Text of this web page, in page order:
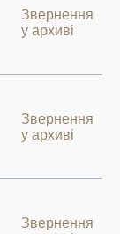
Звернення
у архиві
Звернення
у архиві
Звернення